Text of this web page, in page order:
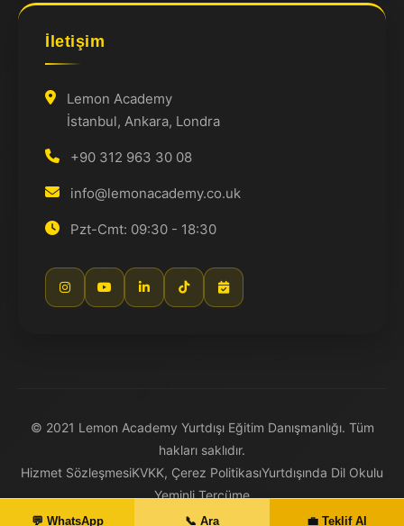
İletişim
Lemon Academy
İstanbul, Ankara, Londra
+90 312 963 30 08
info@lemonacademy.co.uk
Pzt-Cmt: 09:30 - 18:30
© 2021 Lemon Academy Yurtdışı Eğitim Danışmanlığı. Tüm
hakları saklıdır.
Hizmet SözleşmesiKVKK, Çerez PolitikasıYurtdışında Dil Okulu
Yeminli Tercüme
💬 WhatsApp 📞 Ara 💼 Teklif Al